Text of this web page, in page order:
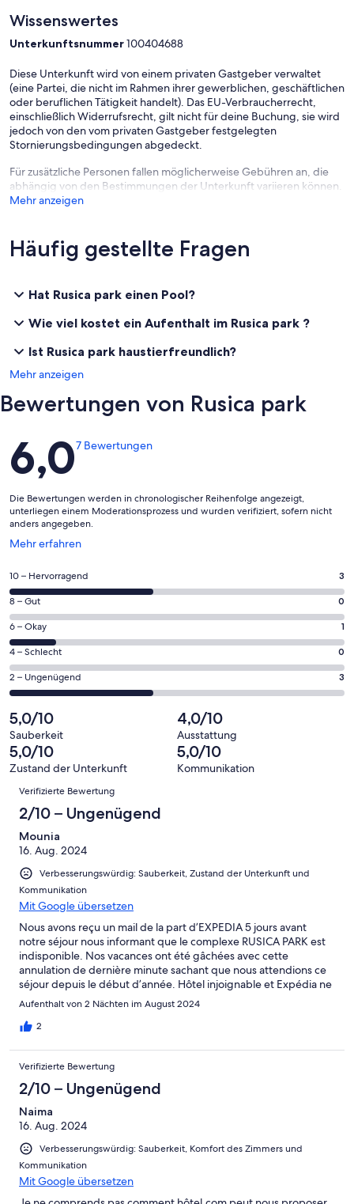
Wissenswertes
Unterkunftsnummer100404688
Diese Unterkunft wird von einem privaten Gastgeber verwaltet
(eine Partei, die nicht im Rahmen ihrer gewerblichen, geschäftlichen
oder beruflichen Tätigkeit handelt). Das EU-Verbraucherrecht,
einschließlich Widerrufsrecht, gilt nicht für deine Buchung, sie wird
jedoch von den vom privaten Gastgeber festgelegten
Stornierungsbedingungen abgedeckt.
Für zusätzliche Personen fallen möglicherweise Gebühren an, die
abhängig von den Bestimmungen der Unterkunft variieren können.
Mehr anzeigen
Häufig gestellte Fragen
Hat Rusica park einen Pool?
Wie viel kostet ein Aufenthalt im Rusica park ?
Ist Rusica park haustierfreundlich?
Mehr anzeigen
Bewertungen von Rusica park
Bewertungen
6,07 Bewertungen
Die Bewertungen werden in chronologischer Reihenfolge angezeigt,
unterliegen einem Moderationsprozess und wurden verifiziert, sofern nicht
anders angegeben.
Mehr erfahren
Wird
einem
neuen
Fenster
geöffnet
3
von
insgesamt
7
Gästebewertungen
haben
eine
Bewertung
von
10
-
Hervorragend
10 – Hervorragend 3
0
von
insgesamt
7
Gästebewertungen
haben
eine
Bewertung
von
8
-
Gut
8 – Gut 0
1
von
insgesamt
7
Gästebewertungen
haben
eine
Bewertung
von
6
Okay
6 – Okay 1
0
von
insgesamt
Gästebewertungen
haben
eine
Bewertung
von
Schlecht
4 – Schlecht 0
3
von
insgesamt
7
Gästebewertungen
haben
eine
Bewertung
von
Ungenügend
2 – Ungenügend 3
5,0/10
Sauberkeit
4,0/10
Ausstattung
5,0/10
Zustand der Unterkunft
5,0/10
Kommunikation
Bewertungen
Verifizierte Bewertung
2/10 – Ungenügend
Mounia
16. Aug. 2024
Verbesserungswürdig: Sauberkeit, Zustand der Unterkunft und
Kommunikation
Mit Google übersetzen
Nous avons reçu un mail de la part d’EXPEDIA 5 jours avant
notre séjour nous informant que le complexe RUSICA PARK est
indisponible. Nos vacances ont été gâchées avec cette
annulation de dernière minute sachant que nous attendions ce
séjour depuis le début d’année. Hôtel injoignable et Expédia ne
nous a pas trouvé de solution. Je suis complètement insatisfaite
et très choquée. Mes enfants sont très déçus.
Aufenthalt von 2 Nächten im August 2024
2
Verifizierte Bewertung
2/10 – Ungenügend
Naima
16. Aug. 2024
Verbesserungswürdig: Sauberkeit, Komfort des Zimmers und
Kommunikation
Mit Google übersetzen